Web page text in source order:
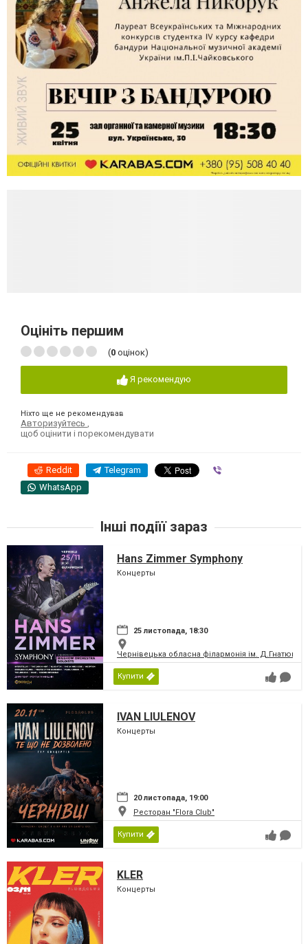
Оцініть першим
(0 оцінок)
Я рекомендую
Ніхто ще не рекомендував
Авторизуйтесь
щоб оцінити і порекомендувати
Reddit Telegram
WhatsApp
Інші подіїї зараз
Hans Zimmer Symphony
Концерты
25 листопада, 18:30
Чернівецька обласна філармонія ім. Д.Гнатюка
Купити
IVAN LIULENOV
Концерты
20 листопада, 19:00
Ресторан "Flora Club"
Купити
KLER
Концерты